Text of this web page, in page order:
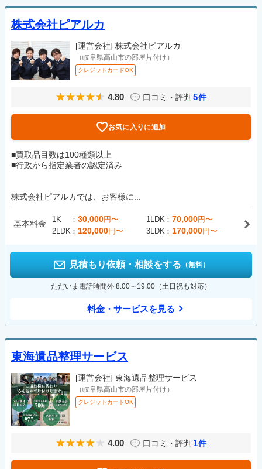
株式会社ピアルカ
[運営会社] 株式会社ピアルカ
（岐阜県高山市の部屋片付け）
クレジットカードOK
4.80 口コミ・評判 5件
お気に入りに追加
■買取品目数は100種類以上
■行政から指定業者の認定済み
株式会社ピアルカでは、お客様に...
基本料金 1K 30,000円〜 1LDK 70,000円〜
2LDK
120,000円〜 3LDK 170,000円〜
見積もり依頼・相談をする （無料）
ただいま電話時間外 8:00～19:00（土日祝も対応）
料金・サービスを見る
東海遺品整理サービス
[運営会社] 東海遺品整理サービス
（岐阜県高山市の部屋片付け）
クレジットカードOK
4.00 口コミ・評判 1件